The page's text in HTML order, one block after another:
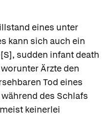
eines unter
kann sich auch ein
sudden infant death
Ärzte den
Tod eines
des Schlafs
keinerlei